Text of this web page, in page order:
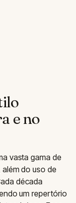
e no
vasta gama de
do uso de
década
um repertório